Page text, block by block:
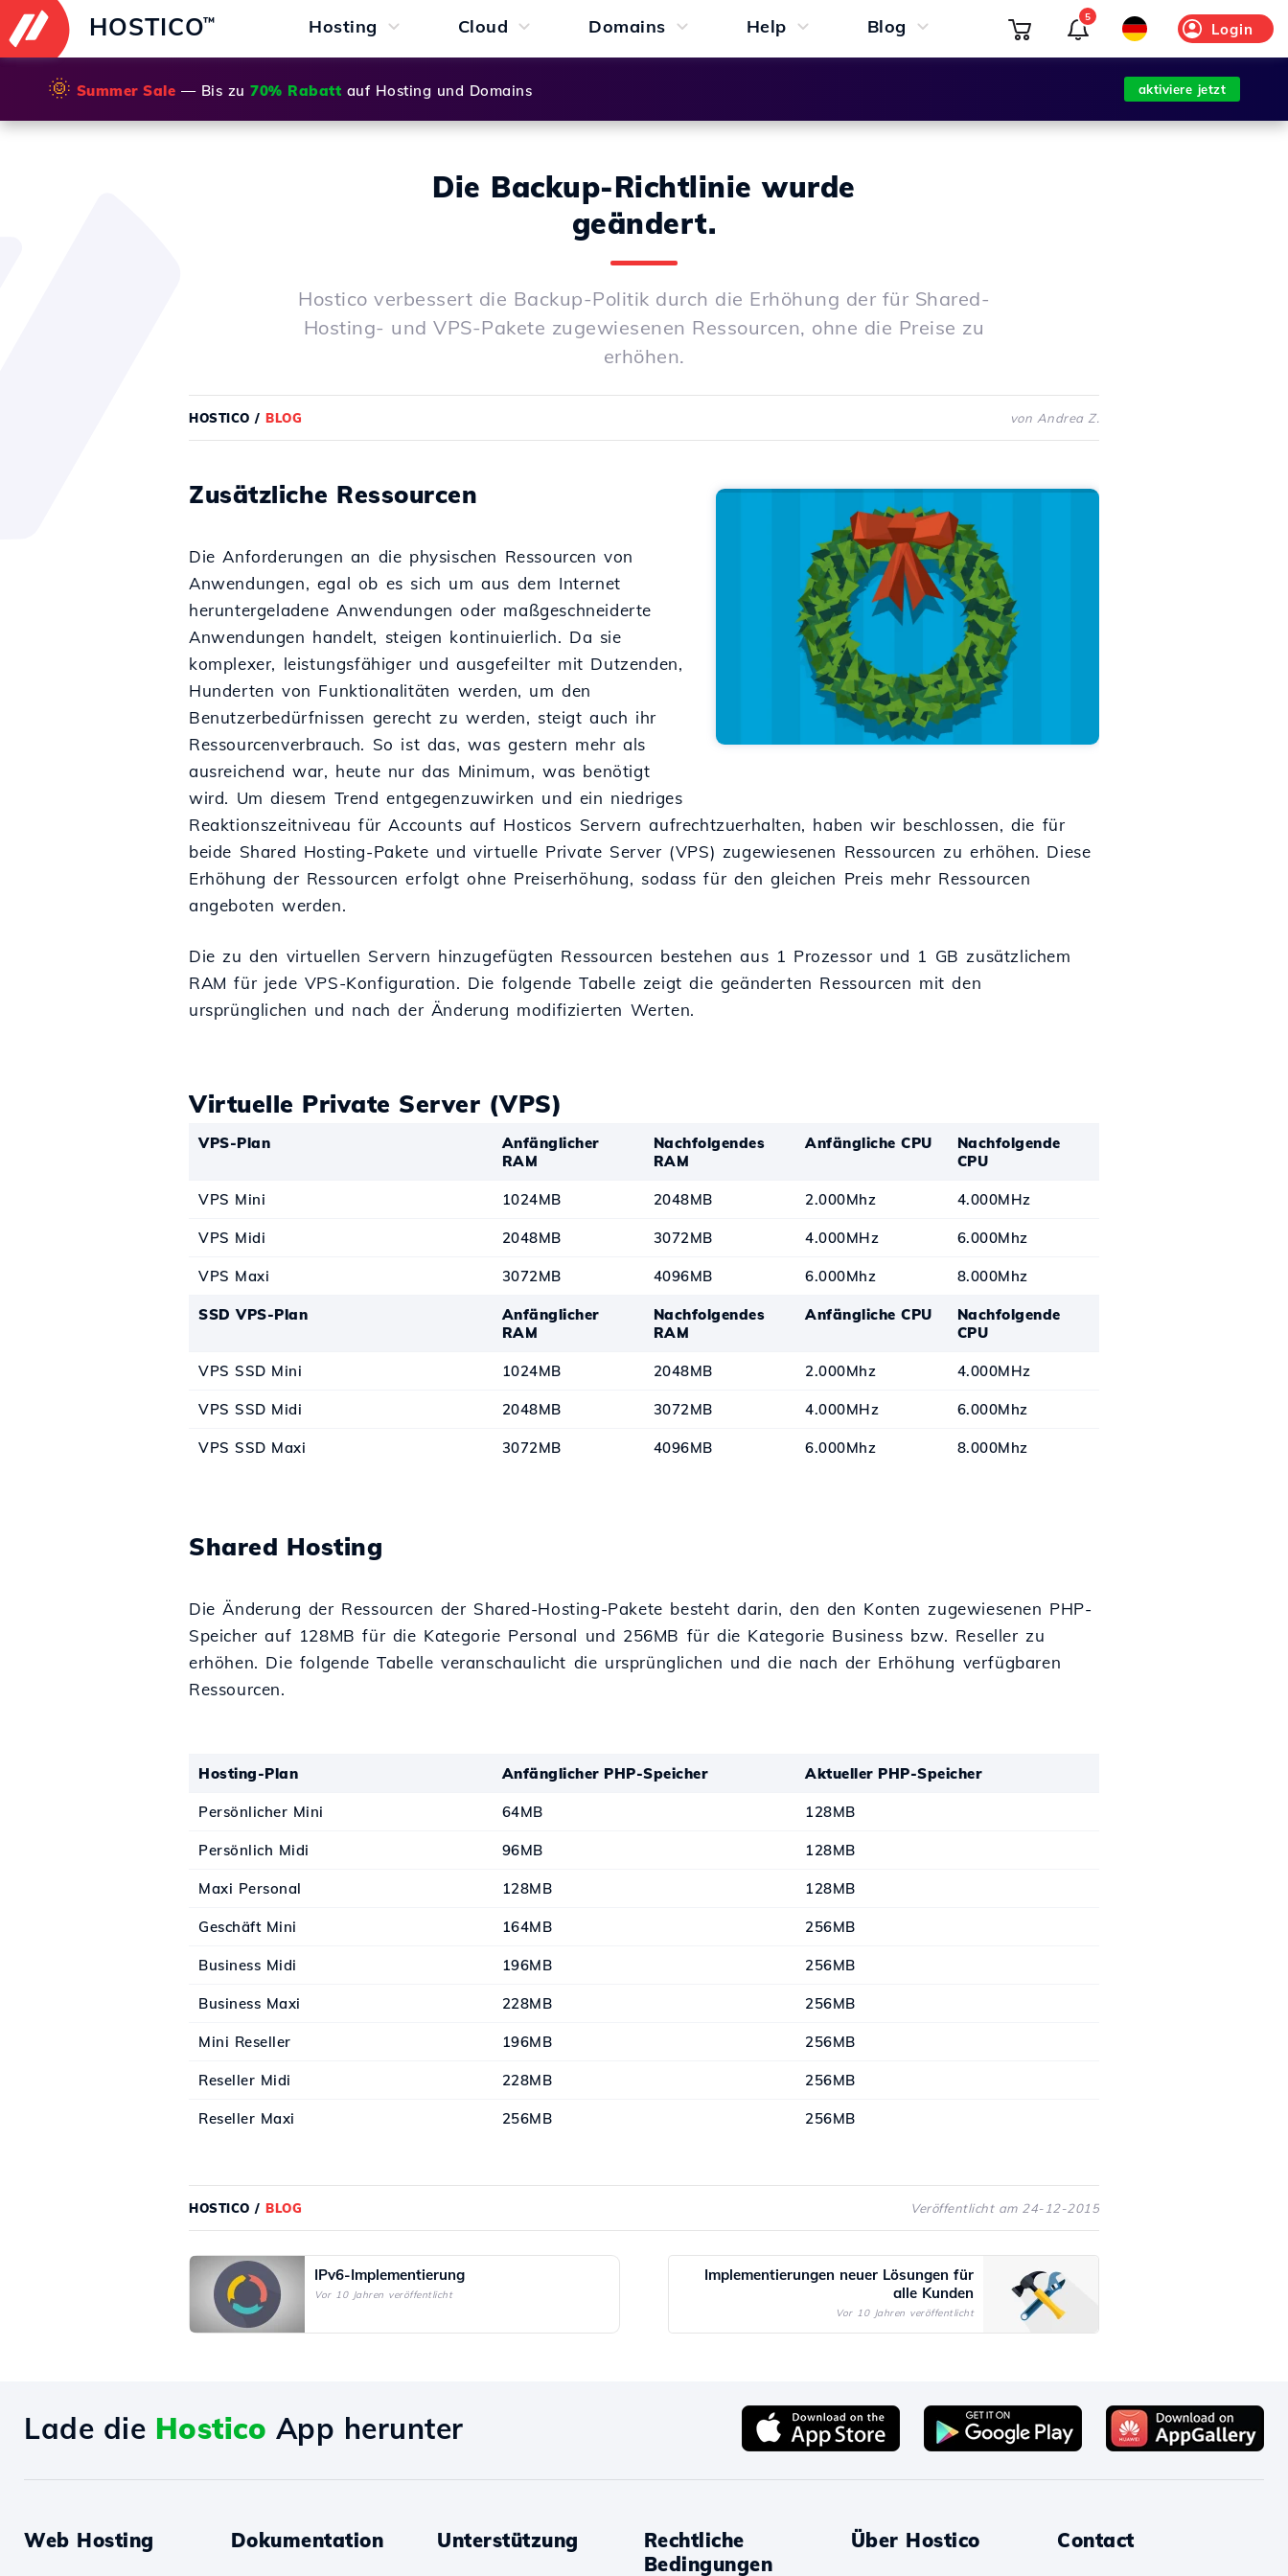
HOSTICO™ Hosting Cloud Domains Help Blog Login
5
🌞 Summer Sale — Bis zu 70% Rabatt auf Hosting und Domains aktiviere jetzt
Die Backup-Richtlinie wurde
geändert.
Hostico verbessert die Backup-Politik durch die Erhöhung der für Shared-
Hosting- und VPS-Pakete zugewiesenen Ressourcen, ohne die Preise zu
erhöhen.
HOSTICO / BLOG von Andrea Z.
Zusätzliche Ressourcen
Die Anforderungen an die physischen Ressourcen von
Anwendungen, egal ob es sich um aus dem Internet
heruntergeladene Anwendungen oder maßgeschneiderte
Anwendungen handelt, steigen kontinuierlich. Da sie
komplexer, leistungsfähiger und ausgefeilter mit Dutzenden,
Hunderten von Funktionalitäten werden, um den
Benutzerbedürfnissen gerecht zu werden, steigt auch ihr
Ressourcenverbrauch. So ist das, was gestern mehr als
ausreichend war, heute nur das Minimum, was benötigt
wird. Um diesem Trend entgegenzuwirken und ein niedriges
Reaktionszeitniveau für Accounts auf Hosticos Servern aufrechtzuerhalten, haben wir beschlossen, die für
beide Shared Hosting-Pakete und virtuelle Private Server (VPS) zugewiesenen Ressourcen zu erhöhen. Diese
Erhöhung der Ressourcen erfolgt ohne Preiserhöhung, sodass für den gleichen Preis mehr Ressourcen
angeboten werden.
Die zu den virtuellen Servern hinzugefügten Ressourcen bestehen aus 1 Prozessor und 1 GB zusätzlichem
RAM für jede VPS-Konfiguration. Die folgende Tabelle zeigt die geänderten Ressourcen mit den
ursprünglichen und nach der Änderung modifizierten Werten.
Virtuelle Private Server (VPS)
VPS-Plan
Anfänglicher
RAM
Nachfolgendes
RAM
Anfängliche CPU
Nachfolgende
CPU
VPS Mini 1024MB 2048MB 2.000Mhz 4.000MHz
VPS Midi 2048MB 3072MB 4.000MHz 6.000Mhz
VPS Maxi 3072MB 4096MB 6.000Mhz 8.000Mhz
SSD VPS-Plan
Anfänglicher
RAM
Nachfolgendes
RAM
Anfängliche CPU
Nachfolgende
CPU
VPS SSD Mini 1024MB 2048MB 2.000Mhz 4.000MHz
VPS SSD Midi 2048MB 3072MB 4.000MHz 6.000Mhz
VPS SSD Maxi 3072MB 4096MB 6.000Mhz 8.000Mhz
Shared Hosting
Die Änderung der Ressourcen der Shared-Hosting-Pakete besteht darin, den den Konten zugewiesenen PHP-
Speicher auf 128MB für die Kategorie Personal und 256MB für die Kategorie Business bzw. Reseller zu
erhöhen. Die folgende Tabelle veranschaulicht die ursprünglichen und die nach der Erhöhung verfügbaren
Ressourcen.
Hosting-Plan Anfänglicher PHP-Speicher Aktueller PHP-Speicher
Persönlicher Mini 64MB 128MB
Persönlich Midi 96MB 128MB
Maxi Personal 128MB 128MB
Geschäft Mini 164MB 256MB
Business Midi 196MB 256MB
Business Maxi 228MB 256MB
Mini Reseller 196MB 256MB
Reseller Midi 228MB 256MB
Reseller Maxi 256MB 256MB
HOSTICO / BLOG Veröffentlicht am 24-12-2015
IPv6-Implementierung
Vor 10 Jahren veröffentlicht
Implementierungen neuer Lösungen für
alle Kunden
Vor 10 Jahren veröffentlicht
Lade die Hostico App herunter
Web Hosting Dokumentation Unterstützung
Rechtliche
Bedingungen
Über Hostico Contact